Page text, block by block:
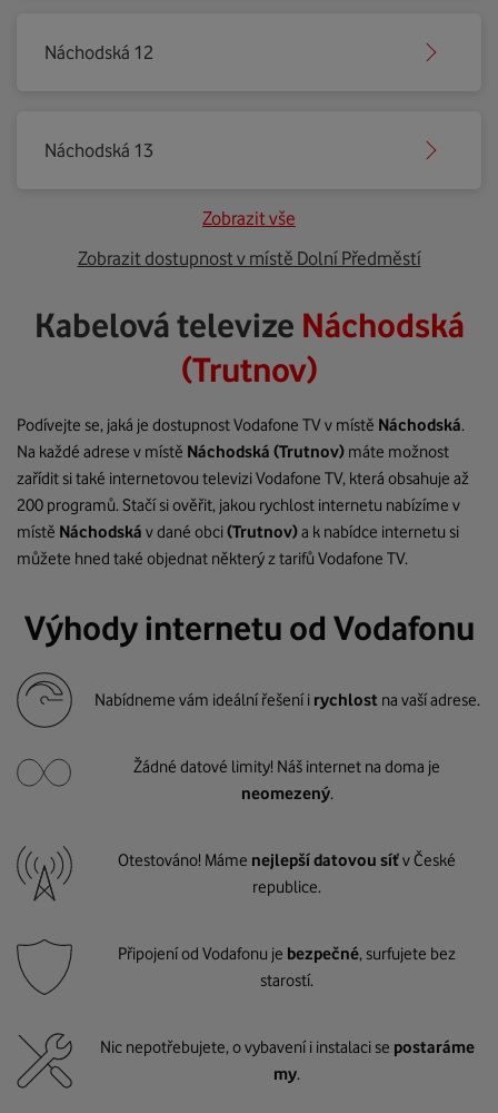
Náchodská 12
Náchodská 13
Zobrazit vše
Zobrazit dostupnost v místě Dolní Předměstí
Kabelová televize Náchodská
(Trutnov)
Podívejte se, jaká je dostupnost Vodafone TV v místě Náchodská.
Na každé adrese v místě Náchodská (Trutnov) máte možnost
zařídit si také internetovou televizi Vodafone TV, která obsahuje až
200 programů. Stačí si ověřit, jakou rychlost internetu nabízíme v
místě Náchodská v dané obci(Trutnov)a k nabídce internetu si
můžete hned také objednat některý z tarifů Vodafone TV.
Výhody internetu od Vodafonu
Nabídneme vám ideální řešení i rychlost na vaší adrese.
Žádné datové limity! Náš internet na doma je
neomezený.
Otestováno! Máme nejlepší datovou síťv České
republice.
Připojení od Vodafonu je bezpečné, surfujete bez
starostí.
Nic nepotřebujete, o vybavení i instalaci se postaráme
my.